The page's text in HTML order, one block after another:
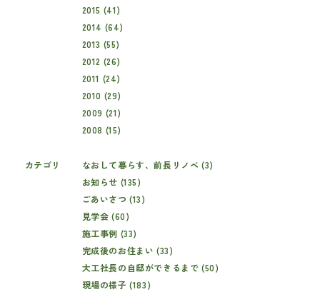
2015 (41)
2014 (64)
2013 (55)
2012 (26)
2011 (24)
2010 (29)
2009 (21)
2008 (15)
カテゴリ
なおして暮らす、前長リノベ (3)
お知らせ (135)
ごあいさつ (13)
見学会 (60)
施工事例 (33)
完成後のお住まい (33)
大工社長の自邸ができるまで (50)
現場の様子 (183)